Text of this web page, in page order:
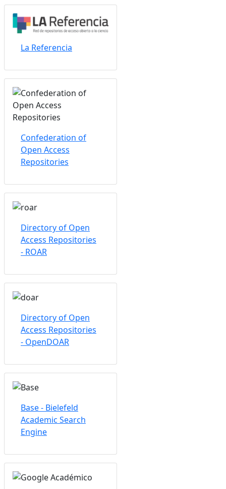
La Referencia
Confederation of
Open Access
Repositories
Directory of Open
Access Repositories
- ROAR
Directory of Open
Access Repositories
- OpenDOAR
Base - Bielefeld
Academic Search
Engine